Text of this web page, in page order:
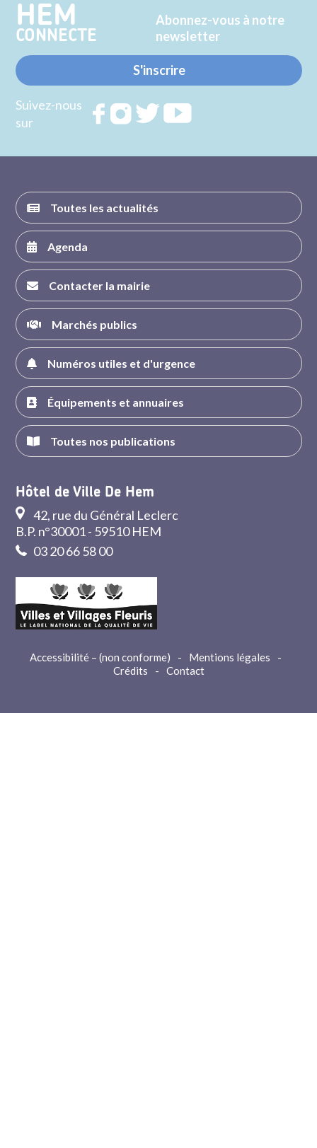
HEM
CONNECTE
Abonnez-vous à notre
newsletter
S'inscrire
Suivez-nous
sur
RejoignezRejoignezRejoignez
Toutes les actualités
Agenda
Contacter la mairie
Marchés publics
Numéros utiles et d'urgence
Équipements et annuaires
Toutes nos publications
Hôtel de Ville De Hem
42, rue du Général Leclerc
B.P. n°30001 - 59510 HEM
03 20 66 58 00
Accessibilité – (non conforme) - Mentions légales
-
Crédits
- Contact